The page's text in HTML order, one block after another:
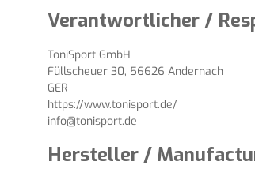
Verantwortlicher /
ToniSport GmbH
Füllscheuer 30, 56626 Andernach
GER
https://www.tonisport.de/
info@tonisport.de
Hersteller /